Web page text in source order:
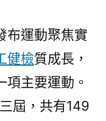
布運動聚焦實
健檢質成長，
項主要運動。
屆，共有149